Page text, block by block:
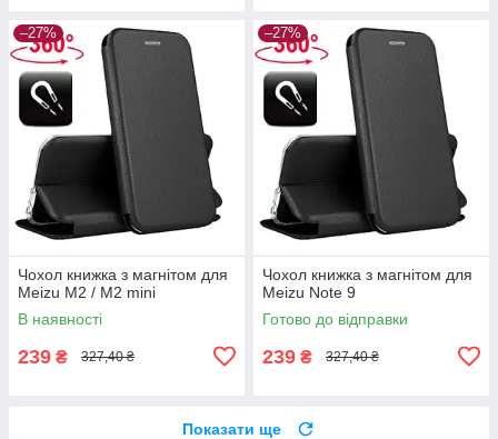
–27%
Чохол книжка з магнітом для
Meizu M2 / M2 mini
В наявності
239 ₴ 327,40 ₴
–27%
Чохол книжка з магнітом для
Meizu Note 9
Готово до відправки
239 ₴ 327,40 ₴
Показати ще